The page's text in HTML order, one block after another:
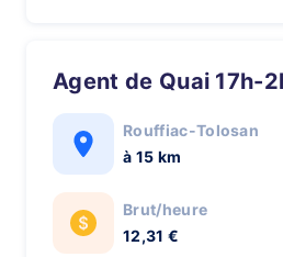
Agent de Quai 17h-
Rouffiac-Tolosan
à 15 km
Brut/heure
12,31 €